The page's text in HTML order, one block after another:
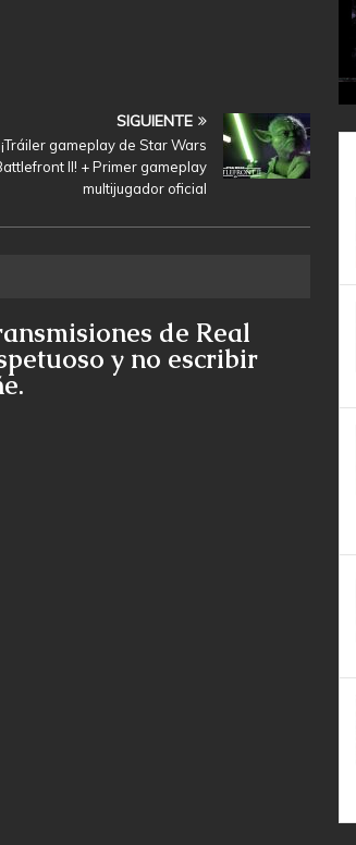
SIGUIENTE
¡Tráiler gameplay de Star Wars
II! + Primer gameplay
multijugador oficial
de Real
y no escribir